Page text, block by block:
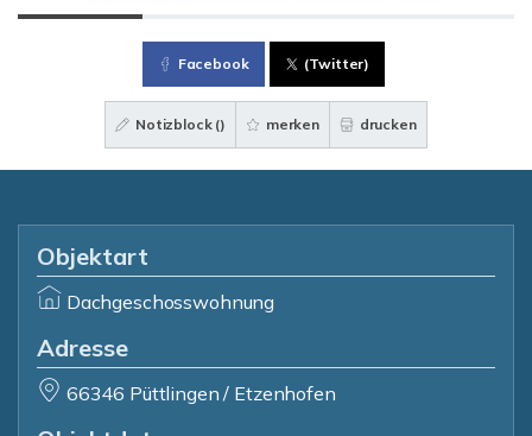
Facebook (Twitter)
Notizblock () merken drucken
Objektart
Dachgeschosswohnung
Adresse
66346 Püttlingen / Etzenhofen